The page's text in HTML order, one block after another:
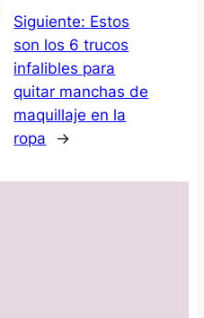
Siguiente: Estos
son los 6 trucos
infalibles para
quitar manchas de
maquillaje en la
ropa
→